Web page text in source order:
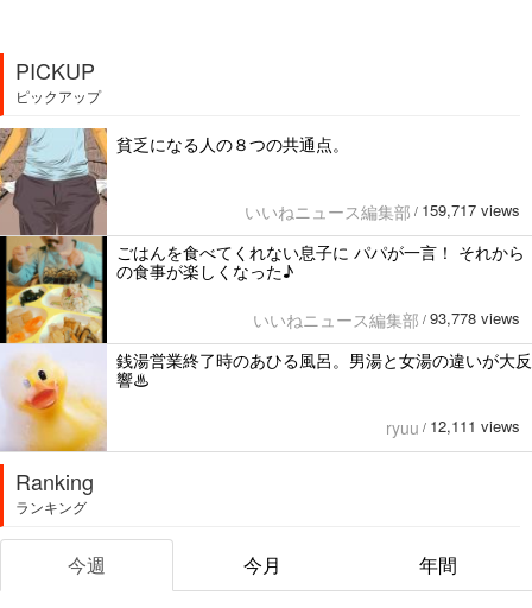
PICKUP
ピックアップ
貧乏になる人の８つの共通点。
いいねニュース編集部 / 159,717 views
ごはんを食べてくれない息子に パパが一言！ それから
の食事が楽しくなった♪
いいねニュース編集部 / 93,778 views
銭湯営業終了時のあひる風呂。男湯と女湯の違いが大反
響♨
ryuu / 12,111 views
Ranking
ランキング
今週 今月 年間